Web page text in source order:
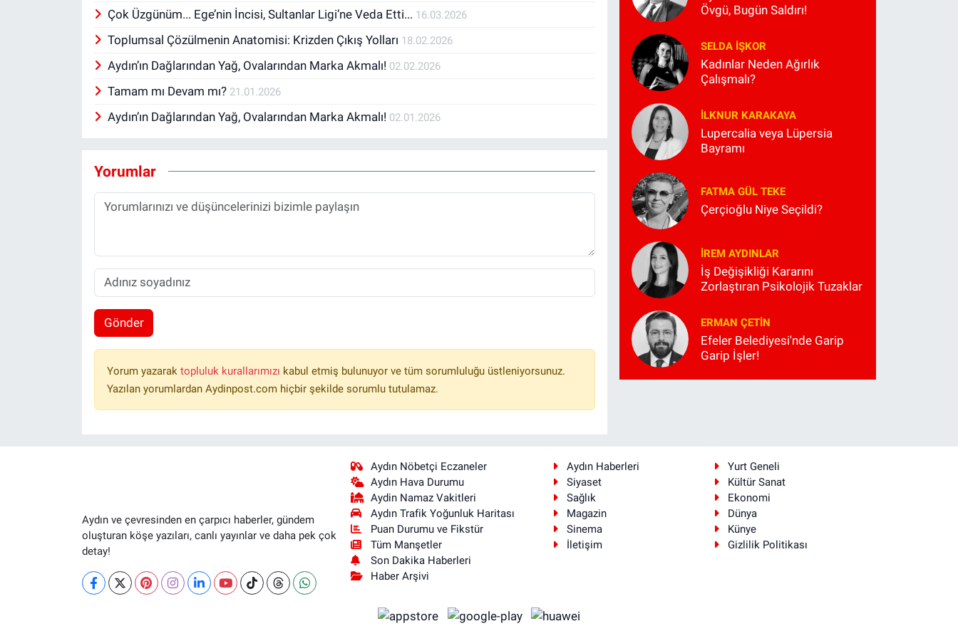
Çok Üzgünüm... Ege’nin İncisi, Sultanlar Ligi’ne Veda Etti... 16.03.2026
Toplumsal Çözülmenin Anatomisi: Krizden Çıkış Yolları 18.02.2026
Aydın’ın Dağlarından Yağ, Ovalarından Marka Akmalı! 02.02.2026
Tamam mı Devam mı? 21.01.2026
Aydın’ın Dağlarından Yağ, Ovalarından Marka Akmalı! 02.01.2026
Yorumlar
Gönder
Yorum yazarak topluluk kurallarımızı kabul etmiş bulunuyor ve tüm sorumluluğu üstleniyorsunuz.
Yazılan yorumlardan Aydinpost.com hiçbir şekilde sorumlu tutulamaz.
Övgü, Bugün Saldırı!
SELDA İŞKOR
Kadınlar Neden Ağırlık
Çalışmalı?
İLKNUR KARAKAYA
Lupercalia veya Lüpersia
Bayramı
FATMA GÜL TEKE
Çerçioğlu Niye Seçildi?
İREM AYDINLAR
İş Değişikliği Kararını
Zorlaştıran Psikolojik Tuzaklar
ERMAN ÇETIN
Efeler Belediyesi'nde Garip
Garip İşler!
Aydın ve çevresinden en çarpıcı haberler, gündem
oluşturan köşe yazıları, canlı yayınlar ve daha pek çok
detay!
Aydın Nöbetçi Eczaneler
Aydın Hava Durumu
Aydin Namaz Vakitleri
Aydın Trafik Yoğunluk Haritası
Puan Durumu ve Fikstür
Tüm Manşetler
Son Dakika Haberleri
Haber Arşivi
Aydın Haberleri
Yurt Geneli
Siyaset
Kültür Sanat
Sağlık
Ekonomi
Magazin
Dünya
Sinema
Künye
İletişim
Gizlilik Politikası